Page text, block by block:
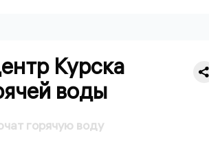
Курска
воды
горячую воду